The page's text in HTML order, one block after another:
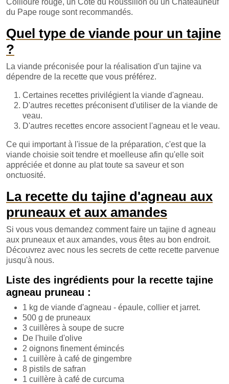
du Pape rouge sont recommandés.
Quel type de viande pour un tajine
?
La viande préconisée pour la réalisation d'un tajine va
dépendre de la recette que vous préférez.
Certaines recettes privilégient la viande d'agneau.
D'autres recettes préconisent d'utiliser de la viande de
veau.
D'autres recettes encore associent l'agneau et le veau.
Ce qui important à l'issue de la préparation, c'est que la
viande choisie soit tendre et moelleuse afin qu'elle soit
appréciée et donne au plat toute sa saveur et son
onctuosité.
La recette du tajine d'agneau aux
pruneaux et aux amandes
Si vous vous demandez comment faire un tajine d agneau
aux pruneaux et aux amandes, vous êtes au bon endroit.
Découvrez avec nous les secrets de cette recette parvenue
jusqu'à nous.
Liste des ingrédients pour la recette tajine
agneau pruneau :
1 kg de viande d'agneau - épaule, collier et jarret.
500 g de pruneaux
3 cuillères à soupe de sucre
De l'huile d'olive
2 oignons finement émincés
1 cuillère à café de gingembre
8 pistils de safran
1 cuillère à café de curcuma